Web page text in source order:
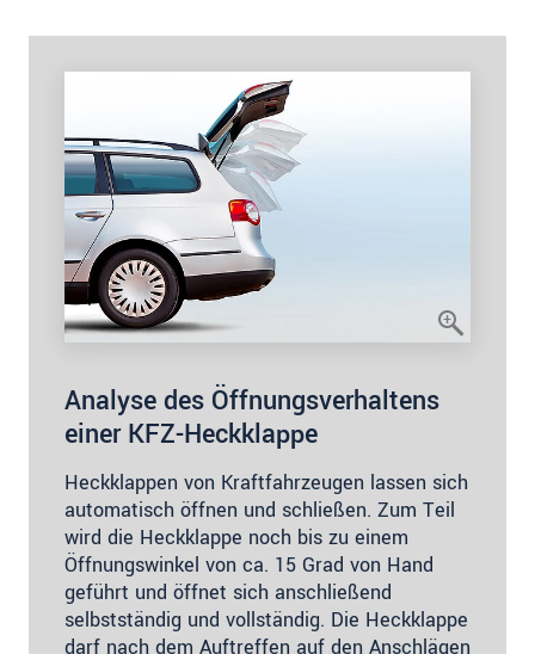
Analyse des Öffnungsverhaltens
einer KFZ-Heckklappe
Heckklappen von Kraftfahrzeugen lassen sich
automatisch öffnen und schließen. Zum Teil
wird die Heckklappe noch bis zu einem
Öffnungswinkel von ca. 15 Grad von Hand
geführt und öffnet sich anschließend
selbstständig und vollständig. Die Heckklappe
darf nach dem Auftreffen auf den Anschlägen